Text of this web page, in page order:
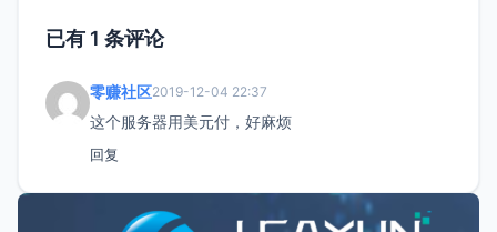
已有 1 条评论
零赚社区2019-12-04 22:37
这个服务器用美元付，好麻烦
回复